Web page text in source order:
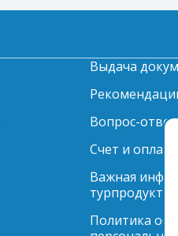
Выдача
Вопрос-ответ
Счет и оплата
Важная
турпродукту
Политика